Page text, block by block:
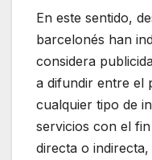
En este sentido,
barcelonés han
considera
a difundir entre el
cualquier tipo de
servicios con el
directa o